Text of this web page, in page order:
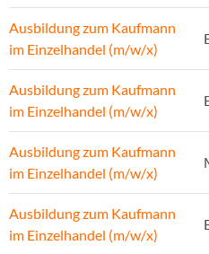
Ausbildung zum Kaufmann
im Einzelhandel (m/w/x)
Ausbildung zum Kaufmann
im Einzelhandel (m/w/x)
Ausbildung zum Kaufmann
im Einzelhandel (m/w/x)
Ausbildung zum Kaufmann
im Einzelhandel (m/w/x)